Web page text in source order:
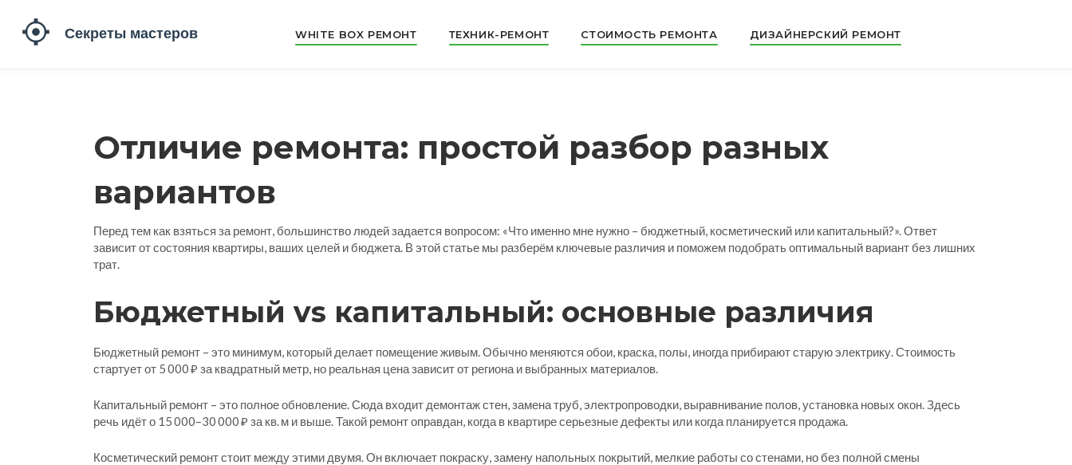
WHITE BOX РЕМОНТ ТЕХНИК-РЕМОНТ СТОИМОСТЬ РЕМОНТА ДИЗАЙНЕРСКИЙ РЕМОНТ
Отличие ремонта: простой разбор разных
вариантов
Перед тем как взяться за ремонт, большинство людей задается вопросом: «Что именно мне нужно – бюджетный, косметический или капитальный?». Ответ
зависит от состояния квартиры, ваших целей и бюджета. В этой статье мы разберём ключевые различия и поможем подобрать оптимальный вариант без лишних
трат.
Бюджетный vs капитальный: основные различия
Бюджетный ремонт – это минимум, который делает помещение живым. Обычно меняются обои, краска, полы, иногда прибирают старую электрику. Стоимость
стартует от 5 000 ₽ за квадратный метр, но реальная цена зависит от региона и выбранных материалов.
Капитальный ремонт – это полное обновление. Сюда входит демонтаж стен, замена труб, электропроводки, выравнивание полов, установка новых окон. Здесь
речь идёт о 15 000–30 000 ₽ за кв. м и выше. Такой ремонт оправдан, когда в квартире серьезные дефекты или когда планируется продажа.
Косметический ремонт стоит между этими двумя. Он включает покраску, замену напольных покрытий, мелкие работы со стенами, но без полной смены